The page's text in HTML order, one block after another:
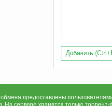
Добавить
предоставлены
На сервере хранятся только